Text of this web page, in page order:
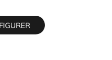
WIM INGELS